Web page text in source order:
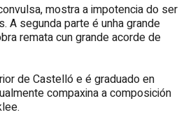
mostra a impotencia do ser
A segunda parte é unha grande
remata cun grande acorde de
de Castelló e é graduado en
compaxina a composición